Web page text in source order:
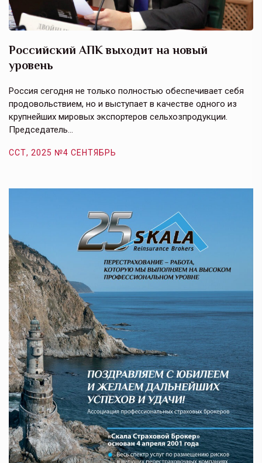
Российский АПК выходит на новый
уровень
Россия сегодня не только полностью обеспечивает себя
продовольствием, но и выступает в качестве одного из
крупнейших мировых экспортеров сельхозпродукции.
Председатель…
ССТ, 2025 №4 СЕНТЯБРЬ